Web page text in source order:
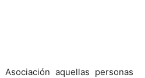
aquellas personas